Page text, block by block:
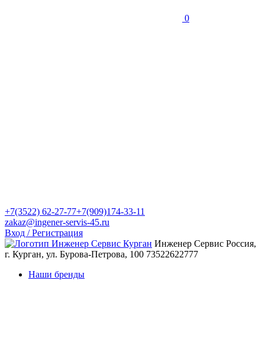
0
+7(3522) 62-27-77+7(909)174-33-11
zakaz@ingener-servis-45.ru
Вход / Регистрация
Инженер Сервис Россия,
г. Курган, ул. Бурова-Петрова, 100 73522622777
Наши бренды